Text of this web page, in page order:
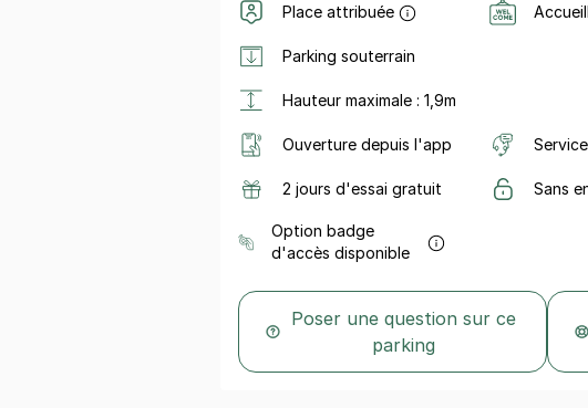
Place attribuée
Parking souterrain
Hauteur maximale : 1,9m
Ouverture depuis l'app
2 jours d'essai gratuit Sans
Option badge
d'accès disponible
Poser une question sur ce
parking